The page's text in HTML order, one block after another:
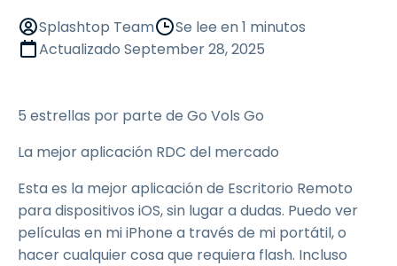
Splashtop Team
Se lee en 1 minutos
Actualizado September 28, 2025
5 estrellas por parte de Go Vols Go
La mejor aplicación RDC del mercado
Esta es la mejor aplicación de Escritorio Remoto
para dispositivos iOS, sin lugar a dudas. Puedo ver
películas en mi iPhone a través de mi portátil, o
hacer cualquier cosa que requiera flash. Incluso